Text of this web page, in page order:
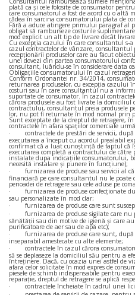
plată ca şi cele folosite de consumator
care consumatorul a fost de acord cu o altă
cădea în sarcina consumatorului plata de
Fără a aduce atingere primului paragraf al
obligat să ramburseze costurile
mod explicit un alt tip de livrare decât
Cu excepţia cazului în care consultantul s-
cazul contractelor de vânzare,
recepţionării produselor care au făcut
unei dovezi din partea consumatorului
consultant, luându-se în considerare data
Obligaţiile consumatorului în cazul
Conform Ordonantei nr. 34/2014,
returnarea produselor, cu excepţia cazului
costuri sau în care consultantul nu a
suportate de consumator. În cazul
cărora produsele au fost livrate la
contractului, consultantul preia produsele
lor, nu pot fi returnate în mod normal prin
Sunt exceptate de la dreptul de retragere,
contractele în afara spațiilor comerciale
·
contractele de prestări de servicii,
executarea a început cu acordul prealabil
confirmat că a luat cunoştinţă de faptul că
executarea completă a contractului de
instalate dupa indicațiile consumatorului,
necesită instalare și punere în funcțiune);
·
furnizarea de produse sau servicii al
financiară pe care consultantul nu le poate
perioadei de retragere sau cele aduse pe
·
furnizarea de produse confecţionate
sau personalizate în mod clar;
·
furnizarea de produse care sunt
·
furnizarea de produse sigilate care
sănătăţii sau din motive de igienă şi care
purificatoare de aer sau de apă etc);
·
furnizarea de produse care sunt,
inseparabil amestecate cu alte elemente;
·
contractele în cazul cărora
să se deplaseze la domiciliul său pentru a
întreţinere. Dacă, cu ocazia unei astfel de
afara celor solicitate în mod expres de
piesele de schimb indispensabile pentru
reparaţie, dreptul de retragere se aplică
·
contractele încheiate în cadrul unei